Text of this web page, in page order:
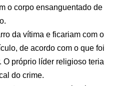
o corpo ensanguentado de
da vítima e ficariam com o
de acordo com o que foi
O próprio líder religioso teria
do crime.